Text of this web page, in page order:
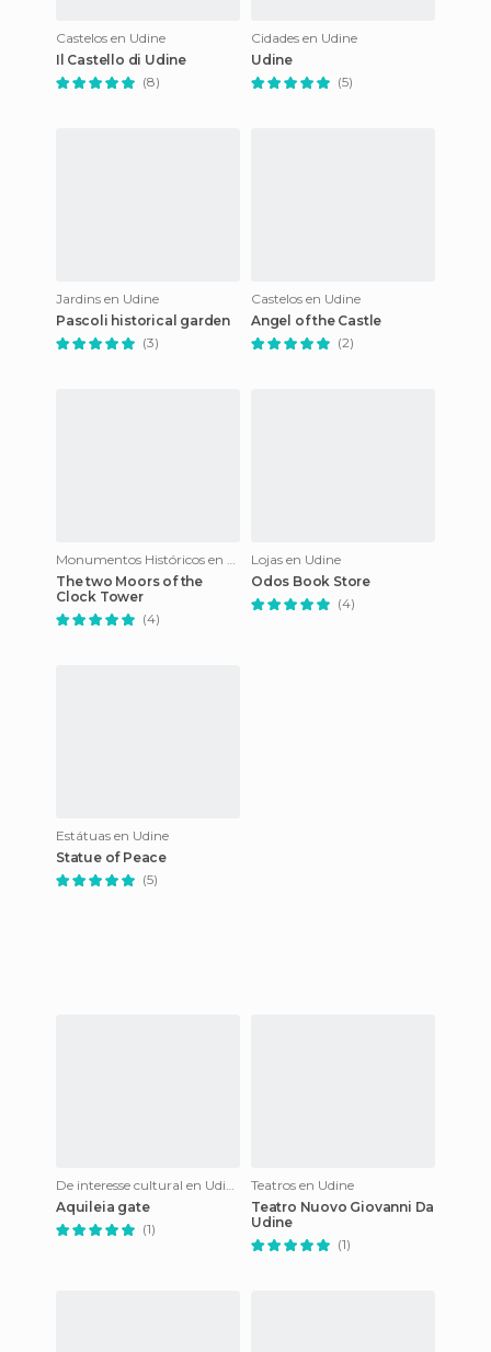
Castelos en Udine
Il Castello di Udine
(8)
Cidades en Udine
Udine
(5)
Jardins en Udine
Pascoli historical garden
(3)
Castelos en Udine
Angel of the Castle
(2)
Monumentos Históricos en Udine
The two Moors of the
Clock Tower
(4)
Lojas en Udine
Odos Book Store
(4)
Estátuas en Udine
Statue of Peace
(5)
De interesse cultural en Udine
Aquileia gate
(1)
Teatros en Udine
Teatro Nuovo Giovanni Da
Udine
(1)